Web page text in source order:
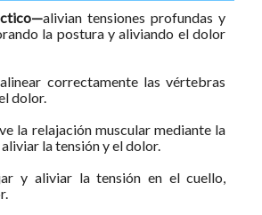
alivian tensiones profundas y
la postura y aliviando el dolor
correctamente las vértebras
dolor.
la relajación muscular mediante la
la tensión y el dolor.
y aliviar la tensión en el cuello,